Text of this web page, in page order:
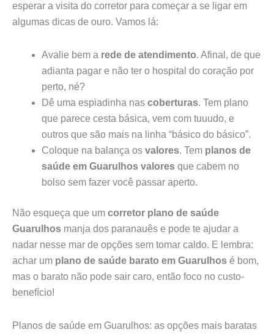
esperar a visita do corretor para começar a se ligar em
algumas dicas de ouro. Vamos lá:
Avalie bem a rede de atendimento. Afinal, de que
adianta pagar e não ter o hospital do coração por
perto, né?
Dê uma espiadinha nas coberturas. Tem plano
que parece cesta básica, vem com tuuudo, e
outros que são mais na linha “básico do básico”.
Coloque na balança os valores. Tem planos de
saúde em Guarulhos valores que cabem no
bolso sem fazer você passar aperto.
Não esqueça que um corretor plano de saúde
Guarulhos manja dos paranauês e pode te ajudar a
nadar nesse mar de opções sem tomar caldo. E lembra:
achar um plano de saúde barato em Guarulhos é bom,
mas o barato não pode sair caro, então foco no custo-
benefício!
Planos de saúde em Guarulhos: as opções mais baratas